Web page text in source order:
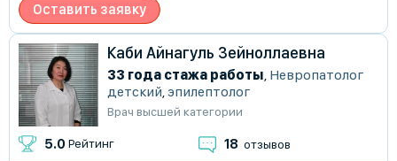
Оставить заявку
Каби Айнагуль Зейноллаевна
33 года стажа работы, Невропатолог
детский, эпилептолог
Врач высшей категории
5.0 Рейтинг 18 отзывов